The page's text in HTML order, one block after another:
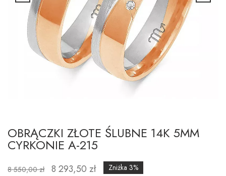
OBRĄCZKI ZŁOTE ŚLUBNE 14K 5MM
CYRKONIE A-215
8 550,00 zł 8 293,50 zł
Zniżka 3%